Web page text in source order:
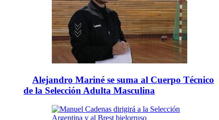
Alejandro Mariné se suma al Cuerpo Técnico
de la Selección Adulta Masculina